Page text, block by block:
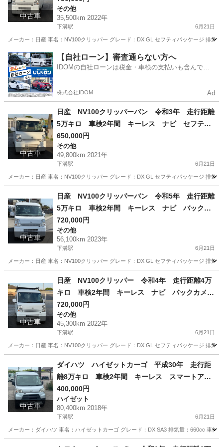
中古車
その他
35,500km 2022年
下溝駅 6月21日
メーカー：日産 車名：NV100クリッパー グレード：DX GL セフティパッケージ 排
神奈川 相模原市 下溝駅 その他 走行距離
【自社ローン】審査通らない方へ
IDOMの自社ローンは税金・車検の支払いも含んでい
株式会社IDOM Ad
中古車
日産 NV100クリッパーバン 令和3年 走行距離
5万キロ 車検2年間 キーレス ナビ セフティ
サポート
650,000円
その他
49,800km 2021年
下溝駅 6月21日
メーカー：日産 車名：NV100クリッパー グレード：DX GL セフティパッケージ 排
相模原市 その他 走行距離
中古車
日産 NV100クリッパーバン 令和5年 走行距離
5万キロ 車検2年間 キーレス ナビ バックカ
メラ
720,000円
その他
56,100km 2023年
下溝駅 6月21日
メーカー：日産 車名：NV100クリッパー グレード：DX GL セフティパッケージ 排
相模原市 その他 令和5年
中古車
日産 NV100クリッパー 令和4年 走行距離4万
キロ 車検2年間 キーレス ナビ バックカメ
ラ セフティサポート
720,000円
その他
45,300km 2022年
下溝駅 6月21日
メーカー：日産 車名：NV100クリッパー グレード：DX GL セフティパッケージ 排
相模原市 その他 走行距離
中古車
ダイハツ ハイゼットカーゴ 平成30年 走行距
離8万キロ 車検2年間 キーレス スマートアシ
スト
400,000円
ハイゼット
80,400km 2018年
下溝駅 6月21日
メーカー：ダイハツ 車名：ハイゼットカーゴ グレード：DX SA3 排気量：660cc 車
相模原市 下溝駅 ハイゼット 走行距離